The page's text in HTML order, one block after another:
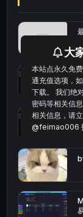
大
本站点永久免
通充值选项，
下载。 我们绝
密码等相关信
相关信息，请
@feimao006